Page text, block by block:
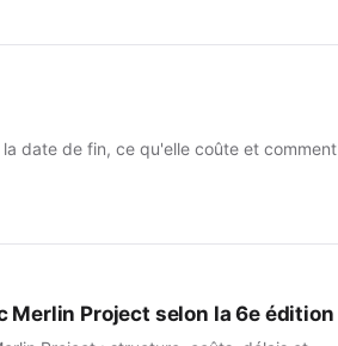
date de fin, ce qu'elle coûte et comment
Merlin Project selon la 6e édition